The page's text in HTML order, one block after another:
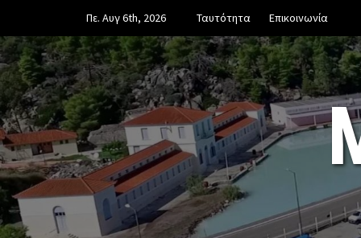
content
Πε. Αυγ 6th, 2026 Ταυτότητα Επικοινωνία